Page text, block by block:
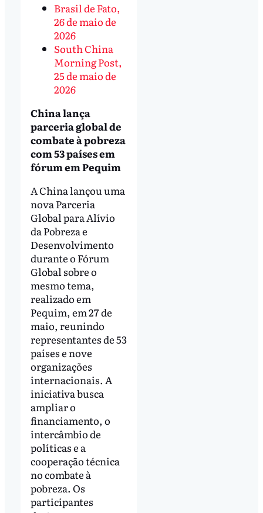
Brasil de Fato,
26 de maio de
2026
South China
Morning Post,
25 de maio de
2026
China lança
parceria global de
combate à pobreza
com 53 países em
fórum em Pequim
A China lançou uma
nova Parceria
Global para Alívio
da Pobreza e
Desenvolvimento
durante o Fórum
Global sobre o
mesmo tema,
realizado em
Pequim, em 27 de
maio, reunindo
representantes de 53
países e nove
organizações
internacionais. A
iniciativa busca
ampliar o
financiamento, o
intercâmbio de
políticas e a
cooperação técnica
no combate à
pobreza. Os
participantes